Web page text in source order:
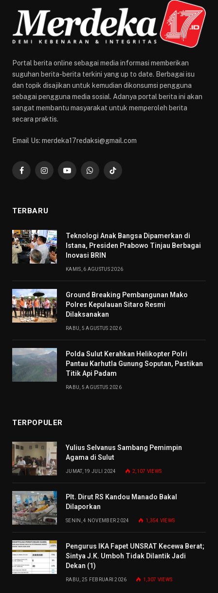
Portal berita online sebagai media informasi memberikan
suguhan berita-berita terkini yang up to date. Berbagai isu
dan topik disajikan untuk kemudian dikonsumsi pengguna
sebagai pengguna media sosial. Adanya portal berita ini akan
sangat membantu masyarakat untuk memperoleh berita
secara praktis.
Email Us: merdeka17redaksi@gmail.com
FacebookInstagramYouTubeWhatsAppTikTok
TERBARU
Teknologi Anak Bangsa Dipamerkan di
Istana, Presiden Prabowo Tinjau Berbagai
Inovasi BRIN
KAMIS, 6 AGUSTUS 2026
Ground Breaking Pembangunan Mako
Polres Kepulauan Sitaro Resmi
Dilaksanakan
RABU, 5 AGUSTUS 2026
Polda Sulut Kerahkan Helikopter Polri
Pantau Karhutla Gunung Soputan, Pastikan
Titik Api Padam
RABU, 5 AGUSTUS 2026
TERPOPULER
Yulius Selvanus Sambang Pemimpin
Agama di Sulut
JUMAT, 19 JULI 2024 2,107 VIEWS
Plt. Dirut RS Kandou Manado Bakal
Dilaporkan
SENIN, 4 NOVEMBER 2024 1,354 VIEWS
Pengurus IKA Fapet UNSRAT Kecewa Berat;
Sintya J.K. Umboh Tidak Dilantik Jadi
Dekan (1)
RABU, 25 FEBRUARI 2026 1,307 VIEWS